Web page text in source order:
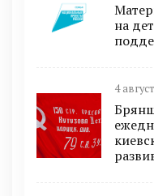
на
4